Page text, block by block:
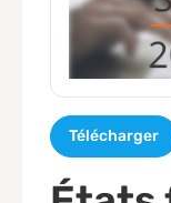
Télécharger